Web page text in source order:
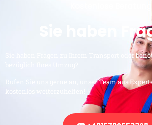
Kostenlose
Sie haben
Sie haben Fragen zu Ihrem Transport oder
Rufen Sie uns gerne an, unser Team aus
kostenlos weiterzuhelfen!